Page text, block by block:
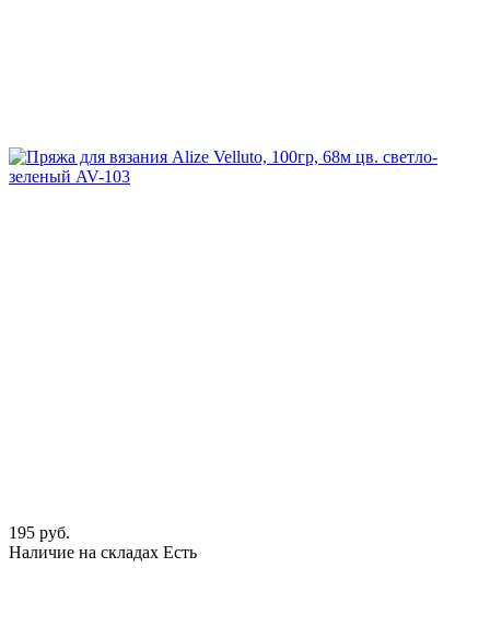
195 руб.
Наличие на складах Есть